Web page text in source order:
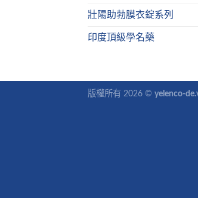
壯陽助勃膜衣錠系列
印度頂級學名藥
版權所有 2026 © yelenco-